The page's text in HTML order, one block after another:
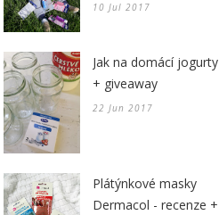
10 Jul 2017
Jak na domácí jogurty
+ giveaway
22 Jun 2017
Plátýnkové masky
Dermacol - recenze +